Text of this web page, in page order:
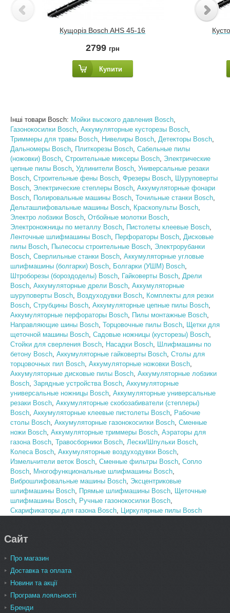
Кущоріз Bosch AHS 45-16
2799 грн
Купити
Інші товари Bosch: Мойки высокого давления Bosch,
Газонокосилки Bosch, Аккумуляторные кусторезы Bosch,
Триммеры для травы Bosch, Нивелиры Bosch, Детекторы Bosch,
Дальномеры Bosch, Плиткорезы Bosch, Сабельные пилы
(ножовки) Bosch, Строительные миксеры Bosch, Электрические
цепные пилы Bosch, Удлинители Bosch, Универсальные резаки
Bosch, Строительные фены Bosch, Фрезеры Bosch, Шуруповерты
Bosch, Электрические степлеры Bosch, Аккумуляторные фонари
Bosch, Полировальные машины Bosch, Точильные станки Bosch,
Дельташлифовальные машины Bosch, Краскопульты Bosch,
Электро лобзики Bosch, Отбойные молотки Bosch,
Электроножницы по металлу Bosch, Пистолеты клеевые Bosch,
Ленточные шлифмашины Bosch, Перфораторы Bosch, Дисковые
пилы Bosch, Пылесосы строительные Bosch, Электрорубанки
Bosch, Сверлильные станки Bosch, Аккумуляторные угловые
шлифмашины (болгарки) Bosch, Болгарки (УШМ) Bosch,
Штроборезы (бороздоделы) Bosch, Гайковерты Bosch, Дрели
Bosch, Аккумуляторные дрели Bosch, Аккумуляторные
шуруповерты Bosch, Воздуходувки Bosch, Комплекты для резки
Bosch, Струбцины Bosch, Аккумуляторные цепные пилы Bosch,
Аккумуляторные перфораторы Bosch, Пилы монтажные Bosch,
Направляющие шины Bosch, Торцовочные пилы Bosch, Щетки для
щеточной машины Bosch, Садовые ножницы (кусторезы) Bosch,
Стойки для сверления Bosch, Насадки Bosch, Шлифмашины по
бетону Bosch, Аккумуляторные гайковерты Bosch, Столы для
торцовочных пил Bosch, Аккумуляторные ножовки Bosch,
Аккумуляторные дисковые пилы Bosch, Аккумуляторные лобзики
Bosch, Зарядные устройства Bosch, Аккумуляторные
универсальные ножницы Bosch, Аккумуляторные универсальные
резаки Bosch, Аккумуляторные скобозабиватели (степлеры)
Bosch, Аккумуляторные клеевые пистолеты Bosch, Рабочие
столы Bosch, Аккумуляторные газонокосилки Bosch, Сменные
ножи Bosch, Аккумуляторные триммеры Bosch, Аэраторы для
газона Bosch, Травосборники Bosch, Лески/Шпульки Bosch,
Колеса Bosch, Аккумуляторные воздуходувки Bosch,
Измельчители веток Bosch, Сменные фильтры Bosch, Сопло
Bosch, Многофункциональные шлифмашины Bosch,
Виброшлифовальные машины Bosch, Эксцентриковые
шлифмашины Bosch, Прямые шлифмашины Bosch, Щеточные
шлифмашины Bosch, Ручные газонокосилки Bosch,
Скарификаторы для газона Bosch, Циркулярные пилы Bosch
Сайт
Про магазин
Доставка та оплата
Новини та акції
Програма лояльності
Бренди